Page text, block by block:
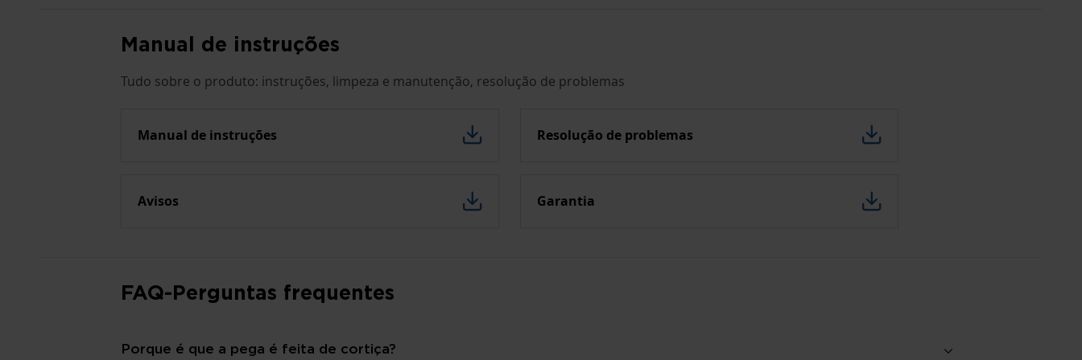
Manual de instruções
Tudo sobre o produto: instruções, limpeza e manutenção, resolução de problemas
Manual de instruções Resolução de problemas
Avisos Garantia
FAQ-Perguntas frequentes
Porque é que a pega é feita de cortiça?